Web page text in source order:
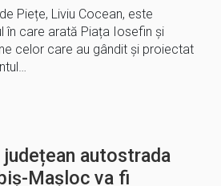
Piețe, Liviu Cocean, este
în care arată Piața Iosefin și
celor care au gândit și proiectat
autostrada
Mașloc va fi